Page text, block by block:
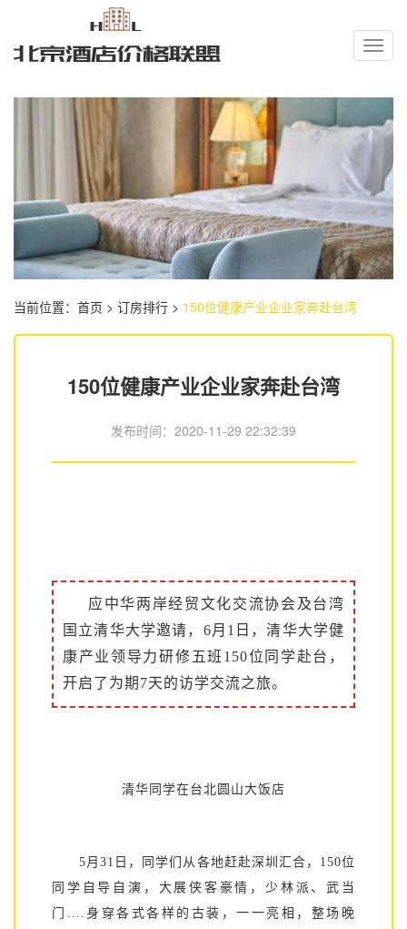
当前位置： 首页 > 订房排行 > 150位健康产业企业家奔赴台湾
150位健康产业企业家奔赴台湾
发布时间： 2020-11-29 22:32:39
应中华两岸经贸文化交流协会及台湾
国立清华大学邀请，6月1日，清华大学健
康产业领导力研修五班150位同学赴台，
开启了为期7天的访学交流之旅。
清华同学在台北圆山大饭店
5月31日，同学们从各地赶赴深圳汇合，150位
同学自导自演，大展侠客豪情，少林派、武当
门....身穿各式各样的古装，一一亮相，整场晚